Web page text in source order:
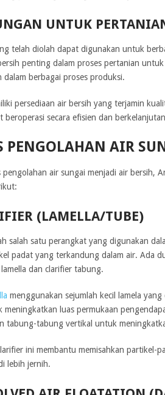
UNTUK
telah diolah dapat digunakan untuk
penting dalam proses pertanian
dalam berbagai proses produksi.
persediaan air bersih yang terjamin
beroperasi secara efisien dan
PENGOLAHAN AIR
air sungai menjadi air bersih,
(LAMELLA/TUBE)
salah satu perangkat yang digunakan
padat yang terkandung dalam air. Ada
dan clarifier tabung.
menggunakan sejumlah kecil lamela
meningkatkan luas permukaan
tabung-tabung vertikal untuk
ini membantu memisahkan partikel-
lebih jernih.